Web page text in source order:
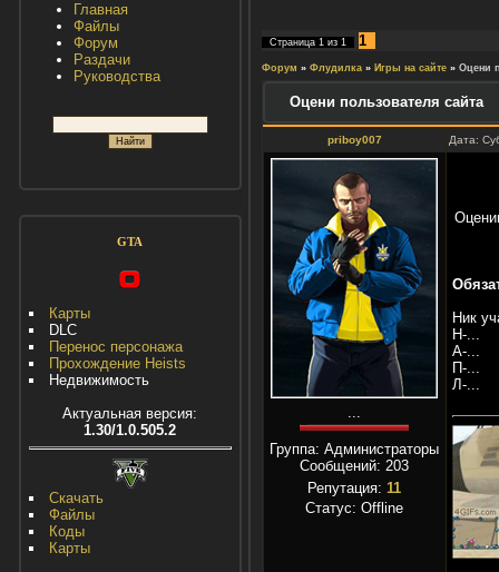
Главная
Файлы
Форум
Раздачи
Руководства
GTA
Карты
DLC
Перенос персонажа
Прохождение Heists
Недвижимость
Актуальная версия:
1.30/1.0.505.2
Скачать
Файлы
Коды
Карты
Страница 1из 1 1
Форум » Флудилка » Игры на сайте » Оцени
Оцени пользователя сайта
priboy007 Дата:
...
Группа: Администраторы
Сообщений: 203
Репутация: 11
Статус: Offline
Ник
Н-...
А-...
П-...
Л-...